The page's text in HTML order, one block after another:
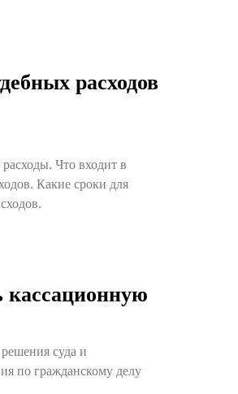
расходов
Что входит в
Какие сроки для
кассационную
суда и
по гражданскому делу